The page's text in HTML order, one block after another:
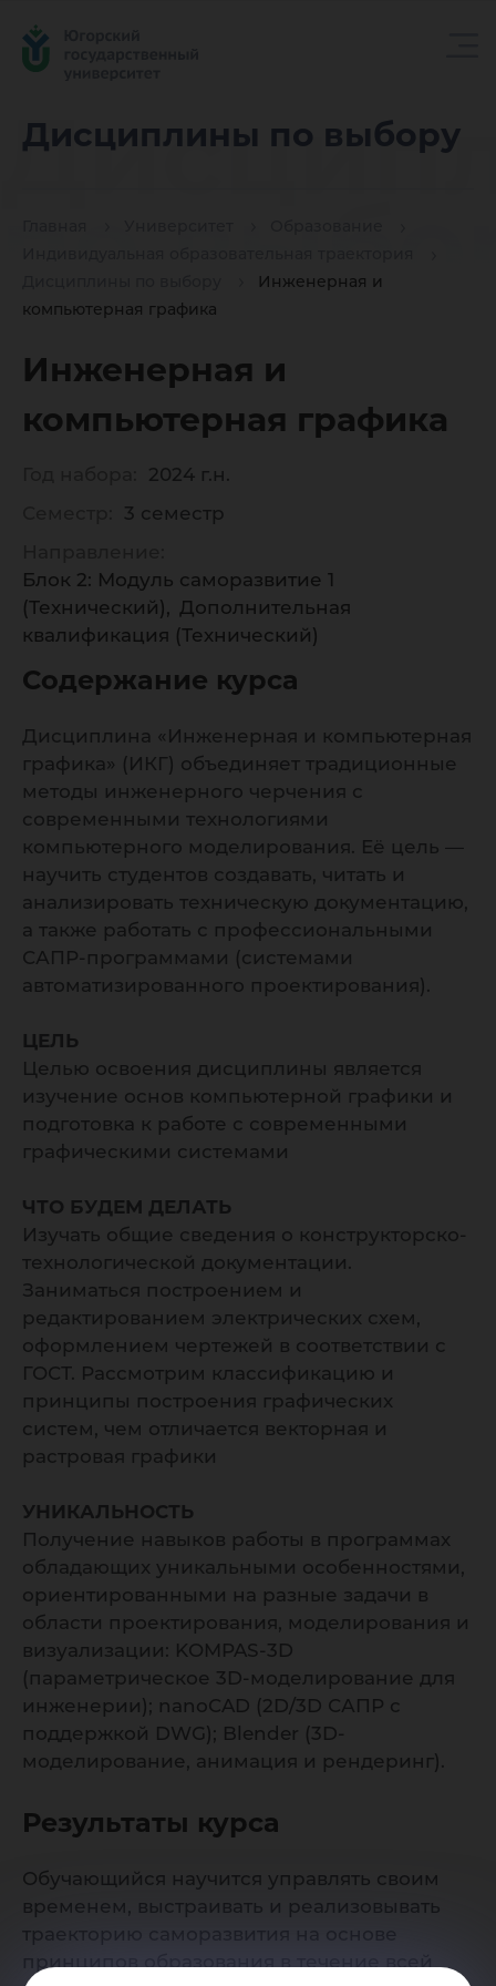
Дисциплины по выбору
Инженерная и
компьютерная графика
по
Инженерная и
компьютерная графика
2024 г.н.
3 семестр
Блок 2: Модуль саморазвитие 1
(Технический)
Дополнительная
квалификация (Технический)
Содержание курса
Дисциплина «Инженерная и компьютерная
графика» (ИКГ) объединяет традиционные
методы инженерного черчения с
современными технологиями
компьютерного моделирования. Её цель —
научить студентов создавать, читать и
анализировать техническую документацию,
а также работать с профессиональными
САПР-программами (системами
автоматизированного проектирования).
ЦЕЛЬ
Целью освоения дисциплины является
изучение основ компьютерной графики и
подготовка к работе с современными
графическими системами
ЧТО БУДЕМ ДЕЛАТЬ
Изучать общие сведения о конструкторско-
технологической документации.
Заниматься построением и
редактированием электрических схем,
оформлением чертежей в соответствии с
ГОСТ. Рассмотрим классификацию и
принципы построения графических
систем, чем отличается векторная и
растровая графики
УНИКАЛЬНОСТЬ
Получение навыков работы в программах
обладающих уникальными особенностями,
ориентированными на разные задачи в
области проектирования, моделирования и
визуализации: KOMPAS-3D
(параметрическое 3D-моделирование для
инженерии); nanoCAD (2D/3D САПР с
поддержкой DWG); Blender (3D-
моделирование, анимация и рендеринг).
Результаты курса
Обучающийся научится управлять своим
временем, выстраивать и реализовывать
траекторию саморазвития на основе
принципов образования в течение всей